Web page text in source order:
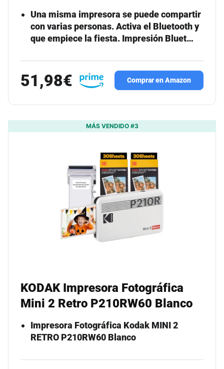
Una misma impresora se puede compartir
con varias personas. Activa el Bluetooth y
que empiece la fiesta. Impresión Bluet…
51,98€ Comprar en Amazon
MÁS VENDIDO #3
KODAK Impresora Fotográfica
Mini 2 Retro P210RW60 Blanco
Impresora Fotográfica Kodak MINI 2
RETRO P210RW60 Blanco